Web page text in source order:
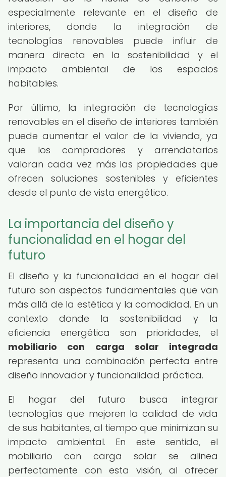
especialmente relevante en el diseño de
interiores, donde la integración de
tecnologías renovables puede influir de
manera directa en la sostenibilidad y el
impacto ambiental de los espacios
habitables.
Por último, la integración de tecnologías
renovables en el diseño de interiores también
puede aumentar el valor de la vivienda, ya
que los compradores y arrendatarios
valoran cada vez más las propiedades que
ofrecen soluciones sostenibles y eficientes
desde el punto de vista energético.
La importancia del diseño y
funcionalidad en el hogar del
futuro
El diseño y la funcionalidad en el hogar del
futuro son aspectos fundamentales que van
más allá de la estética y la comodidad. En un
contexto donde la sostenibilidad y la
eficiencia energética son prioridades, el
mobiliario con carga solar integrada
representa una combinación perfecta entre
diseño innovador y funcionalidad práctica.
El hogar del futuro busca integrar
tecnologías que mejoren la calidad de vida
de sus habitantes, al tiempo que minimizan su
impacto ambiental. En este sentido, el
mobiliario con carga solar se alinea
perfectamente con esta visión, al ofrecer